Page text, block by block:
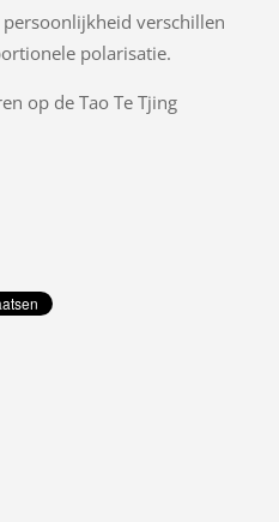
verschillen
polarisatie.
op de Tao Te Tjing